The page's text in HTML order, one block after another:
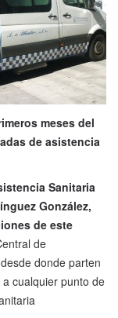
meses del
de asistencia
Sanitaria
González,
de este
de
donde parten
cualquier punto de